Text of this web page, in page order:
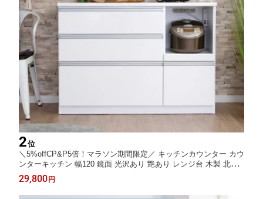
2位
＼5%offCP&P5倍！マラソン期間限定／ キッチンカウンター カウ
ンターキッチン 幅120 鏡面 光沢あり 艶あり レンジ台 木製 北欧
モダン ホワイト / 白 フルオープンレール 可動棚 完成品 シンプル
キッチン収納 大容量収納 通販 sanjp-0548
29,800 円